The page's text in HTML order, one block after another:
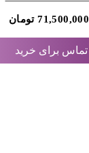
71,500,000 تومان
تماس برای خرید